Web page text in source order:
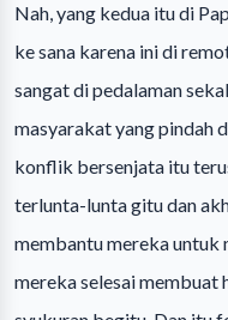
Nah, yang kedua itu di
ke sana karena ini di
sangat di pedalaman
masyarakat yang pindah
konflik bersenjata itu
terlunta-lunta gitu dan
membantu mereka untuk
mereka selesai membuat